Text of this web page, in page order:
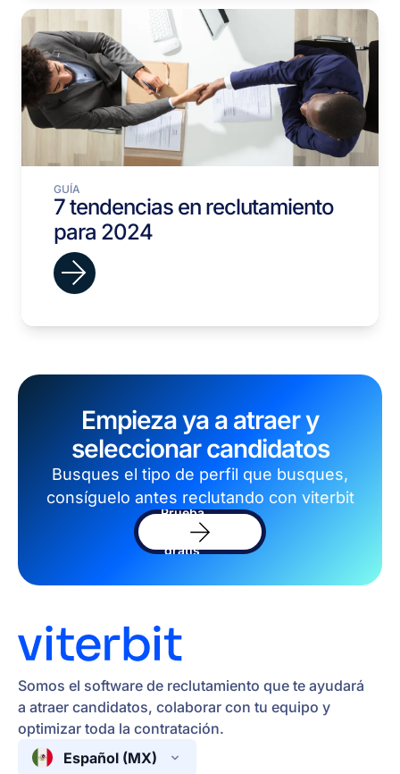
GUÍA
7 tendencias en reclutamiento
para 2024
Empieza ya a atraer y
seleccionar candidatos
Busques el tipo de perfil que busques,
consíguelo antes reclutando con viterbit
Prueba
software
gratis
Somos el software de reclutamiento que te ayudará
a atraer candidatos, colaborar con tu equipo y
optimizar toda la contratación.
Español (MX)